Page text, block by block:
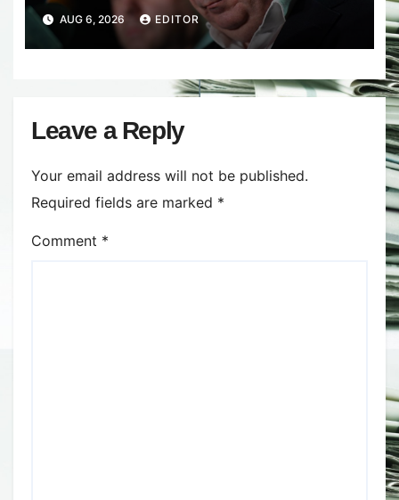
electrice. Ce a decis Guvernul
AUG 6, 2026 EDITOR
Leave a Reply
Your email address will not be published.
Required fields are marked *
Comment *